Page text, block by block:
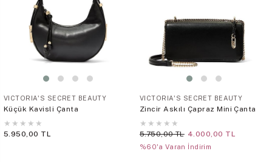
VICTORIA'S SECRET BEAUTY
Küçük Kavisli Çanta
★ ★ ★ ★ ★
5.950,00 TL
VICTORIA'S SECRET BEAUTY
Zincir Askılı Çapraz Mini Çanta
★ ★ ★ ★ ★
5.750,00 TL 4.000,00 TL
%60'a Varan İndirim